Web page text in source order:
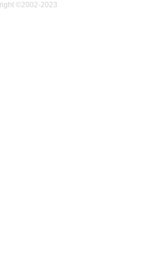
©2002-2023